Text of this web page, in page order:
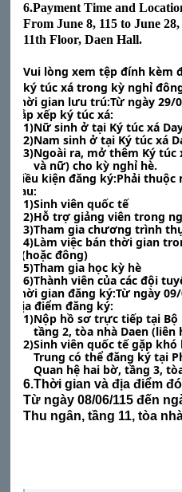
6.Payment Time and
From June 8, 115 to June
11th Floor, Daen Hall.
Vui lòng xemtệp đính kèm
ký túc xá trong kỳ nghỉ
1.Thời gian lưu trú:Từ ngày 29/
2.Sắp xếp ký túc xá:
(1)Nữ sinh ở tại Ký túc xá
(2)Nam sinh ở tại Ký túc xá
(3)Ngoài ra, mở thêm Ký
và nữ) cho kỳ nghỉ hè.
3.Điều kiện đăng ký:Phải
sau:
(1)Sinh viên quốc tế
(2)Hỗ trợ giảng viên trong
(3)Tham gia chương trình
(4)Làm việc bán thời gian
(hoặc đông)
(5)Tham gia học kỳ hè
(6)Thành viên của các đội
4.Thời gian đăng ký:Từ ngày
5.Địa điểm đăng ký:
(1)Nộp hồ sơ trực tiếp tại
tầng 2, tòa nhà Daen (liên
(2)Sinh viên quốc tế gặp
Trung có thể đăng ký tại
Quan hệ hai bờ, tầng 3,
6.Thời gian và địa điểm
Từ ngày 08/06/115 đến
Thu ngân, tầng 11, tòa